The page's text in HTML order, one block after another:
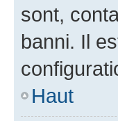
sont,
banni. Il
Haut